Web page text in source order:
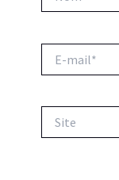
mail*